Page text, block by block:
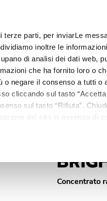
parti, per inviarLe
inoltre le
di analisi dei dati web,
che ha fornito loro o
negare il consenso a tutti o
cliccando sul tasto
sul tasto “Rifiuta”.
del sito in assenza di
Centri estetici Matis
Concentrato